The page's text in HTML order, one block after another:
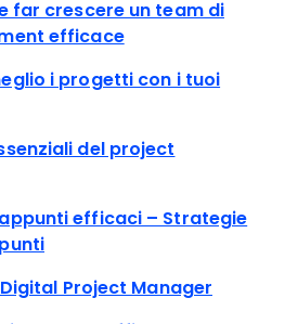
far crescere un team di
efficace
i progetti con i tuoi
del project
efficaci – Strategie
Project Manager